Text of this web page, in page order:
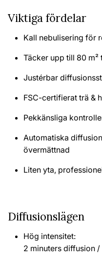
Viktiga fördelar
Kall nebulisering för
Täcker upp till 80
Justérbar
FSC-certifierat trä &
Pekkänsliga
Automatiska
övermättnad
Liten yta,
Diffusionslägen
Hög intensitet:
2 minuters diffusion